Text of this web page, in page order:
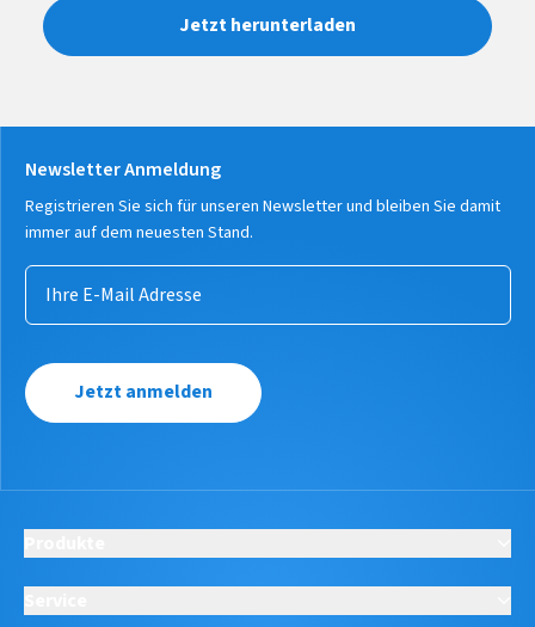
Jetzt herunterladen
Newsletter Anmeldung
Registrieren Sie sich für unseren Newsletter und bleiben Sie damit
immer auf dem neuesten Stand.
Jetzt anmelden